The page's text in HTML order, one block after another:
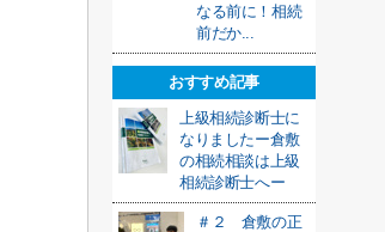
なる前に！相続
前だか...
おすすめ記事
上級相続診断士に
なりましたー倉敷
の相続相談は上級
相続診断士へー
＃２ 倉敷の正